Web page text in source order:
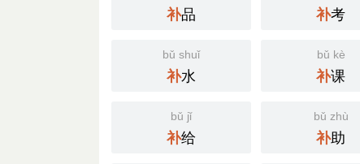
补品 补考
bǔ shuǐ
补水
bǔ kè
补课
bǔ jǐ
补给
bǔ zhù
补助